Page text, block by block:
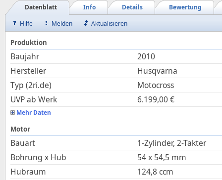
Bewertung
Details
Info
Datenblatt
Hilfe
Melden Aktualisieren
Produktion
Baujahr
2010
Hersteller
Husqvarna
Typ (2ri.de)
Motocross
UVP ab Werk
6.199,00€
Mehr Daten
Motor
Bauart
1-Zylinder, 2-Takter
Bohrung x Hub
54x 54,5 mm
Hubraum
124,8 ccm